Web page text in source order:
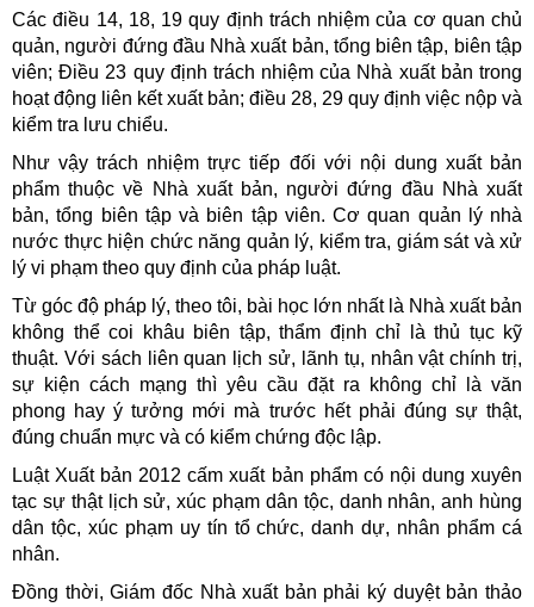
Các điều 14, 18, 19 quy định trách nhiệm của cơ quan chủ
quản, người đứng đầu Nhà xuất bản, tổng biên tập, biên tập
viên; Điều 23 quy định trách nhiệm của Nhà xuất bản trong
hoạt động liên kết xuất bản; điều 28, 29 quy định việc nộp và
kiểm tra lưu chiểu.
Như vậy trách nhiệm trực tiếp đối với nội dung xuất bản
phẩm thuộc về Nhà xuất bản, người đứng đầu Nhà xuất
bản, tổng biên tập và biên tập viên. Cơ quan quản lý nhà
nước thực hiện chức năng quản lý, kiểm tra, giám sát và xử
lý vi phạm theo quy định của pháp luật.
Từ góc độ pháp lý, theo tôi, bài học lớn nhất là Nhà xuất bản
không thể coi khâu biên tập, thẩm định chỉ là thủ tục kỹ
thuật. Với sách liên quan lịch sử, lãnh tụ, nhân vật chính trị,
sự kiện cách mạng thì yêu cầu đặt ra không chỉ là văn
phong hay ý tưởng mới mà trước hết phải đúng sự thật,
đúng chuẩn mực và có kiểm chứng độc lập.
Luật Xuất bản 2012 cấm xuất bản phẩm có nội dung xuyên
tạc sự thật lịch sử, xúc phạm dân tộc, danh nhân, anh hùng
dân tộc, xúc phạm uy tín tổ chức, danh dự, nhân phẩm cá
nhân.
Đồng thời, Giám đốc Nhà xuất bản phải ký duyệt bản thảo